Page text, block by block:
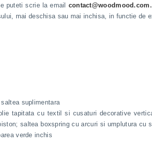
puteti scrie la email
mai deschisa sau mai inchisa, in functie de
suplimentara
tapitata cu textil si cusaturi decorative
saltea boxspring cu arcuri si umplutura cu
verde inchis